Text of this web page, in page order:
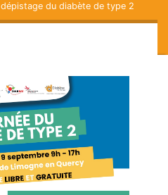
du diabète de type 2